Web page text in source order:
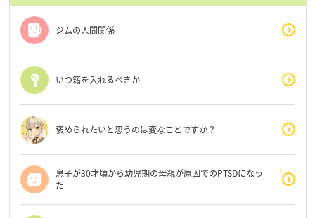
ジムの人間関係
いつ籍を入れるべきか
褒められたいと思うのは変なことですか？
息子が30才頃から幼児期の母親が原因でのPTSDになっ
た